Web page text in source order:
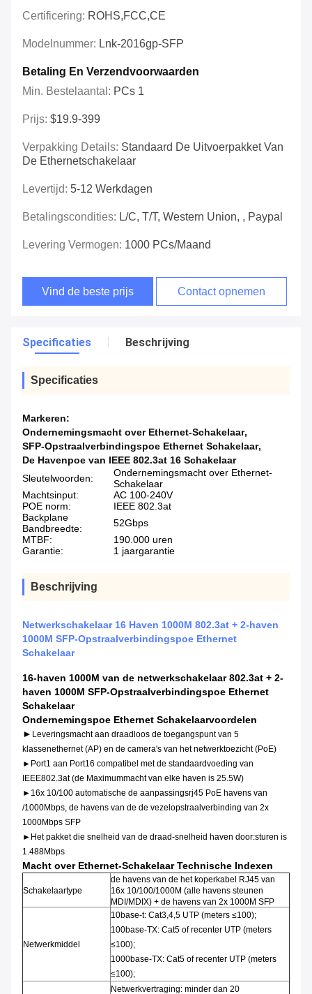
Certificering: ROHS,FCC,CE
Modelnummer: Lnk-2016gp-SFP
Betaling En Verzendvoorwaarden
Min. Bestelaantal: PCs 1
Prijs: $19.9-399
Verpakking Details: Standaard De Uitvoerpakket Van
De Ethernetschakelaar
Levertijd: 5-12 Werkdagen
Betalingscondities: L/C, T/T, Western Union, , Paypal
Levering Vermogen: 1000 PCs/maand
Vind de beste prijs Contact opnemen
Specificaties Beschrijving
Specificaties
Markeren:
Ondernemingsmacht over Ethernet-Schakelaar,
SFP-Opstraalverbindingspoe Ethernet Schakelaar,
De Havenpoe van IEEE 802.3at 16 Schakelaar
Sleutelwoorden:
Ondernemingsmacht over Ethernet-
Schakelaar
Machtsinput:
AC 100-240V
POE norm:
IEEE 802.3at
Backplane
Bandbreedte:
52Gbps
MTBF:
190.000 uren
Garantie:
1 jaargarantie
Beschrijving
Netwerkschakelaar 16 Haven 1000M 802.3at + 2-haven
1000M SFP-Opstraalverbindingspoe Ethernet
Schakelaar
16-haven 1000M van de netwerkschakelaar 802.3at + 2-
haven 1000M SFP-Opstraalverbindingspoe Ethernet
Schakelaar
Ondernemingspoe Ethernet Schakelaarvoordelen
► Leveringsmacht aan draadloos de toegangspunt van 5
klassenethernet (AP) en de camera's van het netwerktoezicht (PoE)
►Port1 aan Port16 compatibel met de standaardvoeding van
IEEE802.3at (de Maximummacht van elke haven is 25.5W)
►16x 10/100 automatische de aanpassingsrj45 PoE havens van
/1000Mbps, de havens van de de vezelopstraalverbinding van 2x
1000Mbps SFP
►Het pakket die snelheid van de draad-snelheid haven door:sturen is
1.488Mbps
Macht over Ethernet-Schakelaar Technische Indexen
Schakelaartype
de havens van de het koperkabel RJ45 van
16x 10/100/1000M (alle havens steunen
MDI/MDIX) + de havens van 2x 1000M SFP
Netwerkmiddel
10base-t: Cat3,4,5 UTP (meters ≤100);
100base-TX: Cat5 of recenter UTP (meters
≤100);
1000base-TX: Cat5 of recenter UTP (meters
≤100);
Netwerkvertraging: minder dan 20